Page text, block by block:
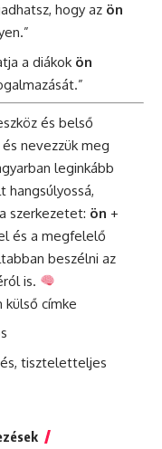
hogy az ön
a diákok ön
és belső
nevezzük meg
leginkább
hangsúlyossá,
szerkezetet: ön +
és a megfelelő
beszélni az
is.
külső címke
tiszteletteljes